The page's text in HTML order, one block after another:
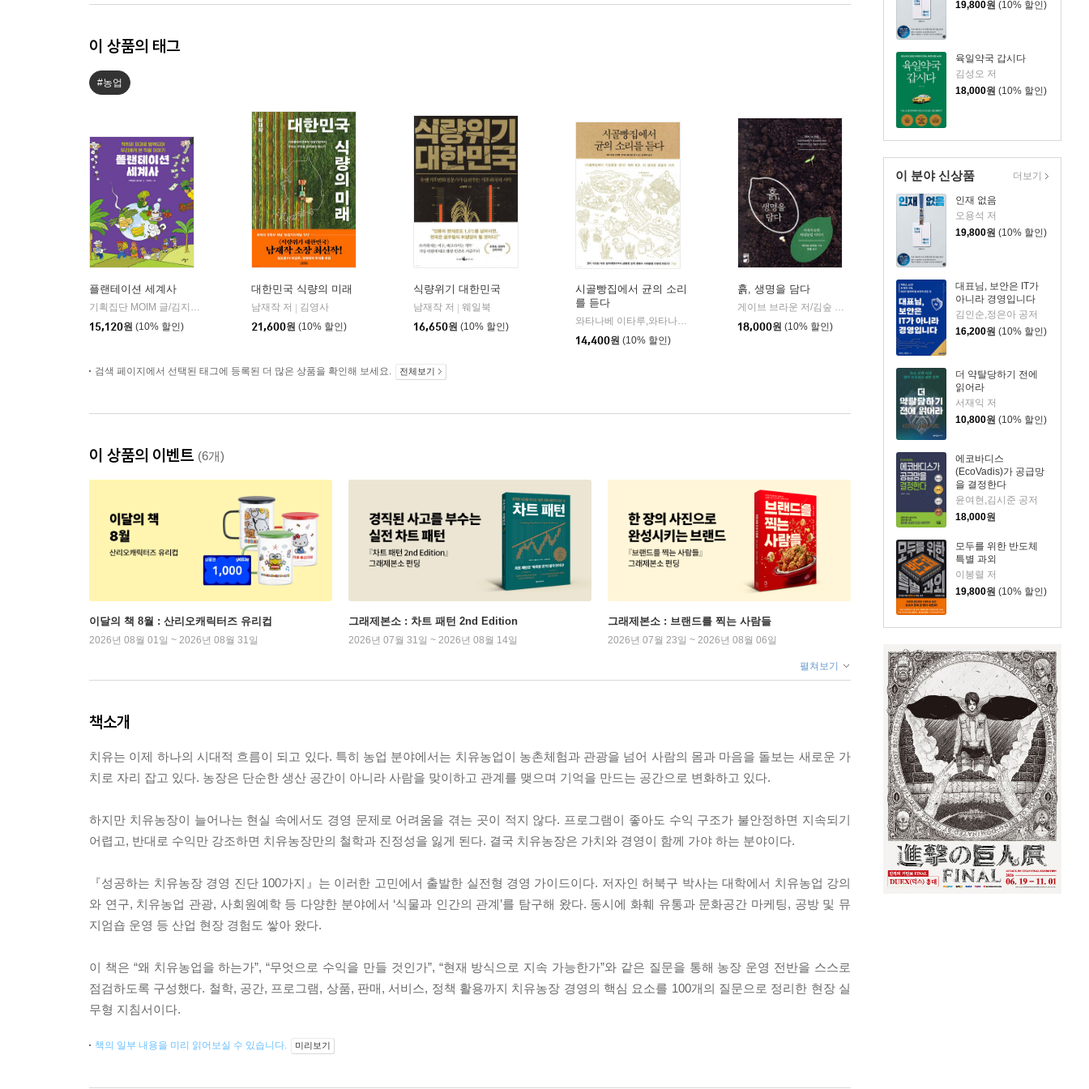
19,800원 (10% 할인)
육일약국 갑시다
김성오 저
18,000원 (10% 할인)
이 분야 신상품
인재 없음
오용석 저
19,800원 (10% 할인)
대표님, 보안은 IT가
아니라 경영입니다
김인순,정은아 공저
16,200원 (10% 할인)
더 약탈당하기 전에
읽어라
서재익 저
10,800원 (10% 할인)
에코바디스
(EcoVadis)가 공급망
을 결정한다
윤여현,김시준 공저
18,000원
모두를 위한 반도체
특별 과외
이봉렬 저
19,800원 (10% 할인)
더보기
이 상품의 태그
#농업
플랜테이션 세계사
기획집단 MOIM 글/김지하 그림
도서출판그림씨
15,120원 (10% 할인)
대한민국 식량의 미래
남재작 저
김영사
21,600원 (10% 할인)
식량위기 대한민국
남재작 저
웨일북
16,650원 (10% 할인)
시골빵집에서 균의 소리
를 듣다
와타나베 이타루,와타나베 마리코 저/정문주 역 | 더숲
14,400원 (10% 할인)
흙, 생명을 담다
게이브 브라운 저/김숲 역
18,000원 (10% 할인)
검색 페이지에서 선택된 태그에 등록된 더 많은 상품을 확인해 보세요. 전체보기
이 상품의 이벤트 (6개)
이달의 책 8월 : 산리오캐릭터즈 유리컵
2026년 08월 01일 ~ 2026년 08월 31일
그래제본소 : 차트 패턴 2nd Edition
2026년 07월 31일 ~ 2026년 08월 14일
그래제본소 : 브랜드를 찍는 사람들
2026년 07월 23일 ~ 2026년 08월 06일
펼쳐보기
책소개
치유는 이제 하나의 시대적 흐름이 되고 있다. 특히 농업 분야에서는 치유농업이 농촌체험과 관광을 넘어 사람의 몸과 마음을 돌보는 새로운 가
치로 자리 잡고 있다. 농장은 단순한 생산 공간이 아니라 사람을 맞이하고 관계를 맺으며 기억을 만드는 공간으로 변화하고 있다.
하지만 치유농장이 늘어나는 현실 속에서도 경영 문제로 어려움을 겪는 곳이 적지 않다. 프로그램이 좋아도 수익 구조가 불안정하면 지속되기
어렵고, 반대로 수익만 강조하면 치유농장만의 철학과 진정성을 잃게 된다. 결국 치유농장은 가치와 경영이 함께 가야 하는 분야이다.
『성공하는 치유농장 경영 진단 100가지』는 이러한 고민에서 출발한 실전형 경영 가이드이다. 저자인 허북구 박사는 대학에서 치유농업 강의
와 연구, 치유농업 관광, 사회원예학 등 다양한 분야에서 ‘식물과 인간의 관계’를 탐구해 왔다. 동시에 화훼 유통과 문화공간 마케팅, 공방 및 뮤
지엄숍 운영 등 산업 현장 경험도 쌓아 왔다.
이 책은 “왜 치유농업을 하는가”, “무엇으로 수익을 만들 것인가”, “현재 방식으로 지속 가능한가”와 같은 질문을 통해 농장 운영 전반을 스스로
점검하도록 구성했다. 철학, 공간, 프로그램, 상품, 판매, 서비스, 정책 활용까지 치유농장 경영의 핵심 요소를 100개의 질문으로 정리한 현장 실
무형 지침서이다.
책의 일부 내용을 미리 읽어보실 수 있습니다. 미리보기